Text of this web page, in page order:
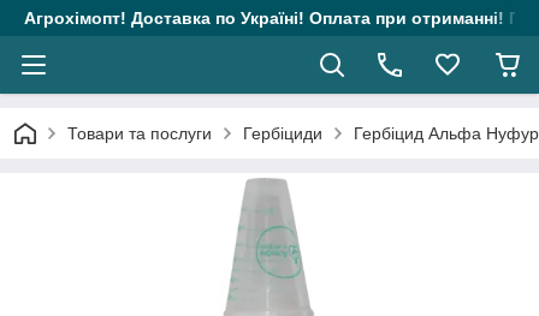
Агрохімопт! Доставка по Україні! Оплата при отриманні!
Товари та послуги Гербіциди Гербіцид Альфа